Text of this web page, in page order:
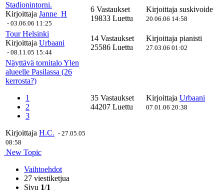
Stadionintorni.
Kirjoittaja Janne_H
- 03.06.06 11:25
6 Vastaukset
19833 Luettu
Kirjoittaja suskivoide
20.06.06 14:58
Tour Helsinki
Kirjoittaja Urbaani
- 08.11.05 15:44
14 Vastaukset
25586 Luettu
Kirjoittaja pianisti
27.03.06 01:02
Näyttävä tornitalo Ylen
alueelle Pasilassa (26
kerrosta?)
1
2
3
Kirjoittaja H.C. - 27.05.05
08:58
35 Vastaukset
44207 Luettu
Kirjoittaja Urbaani
07.01.06 20:38
New Topic
Vaihtoehdot
27 viestiketjua
Sivu 1/1